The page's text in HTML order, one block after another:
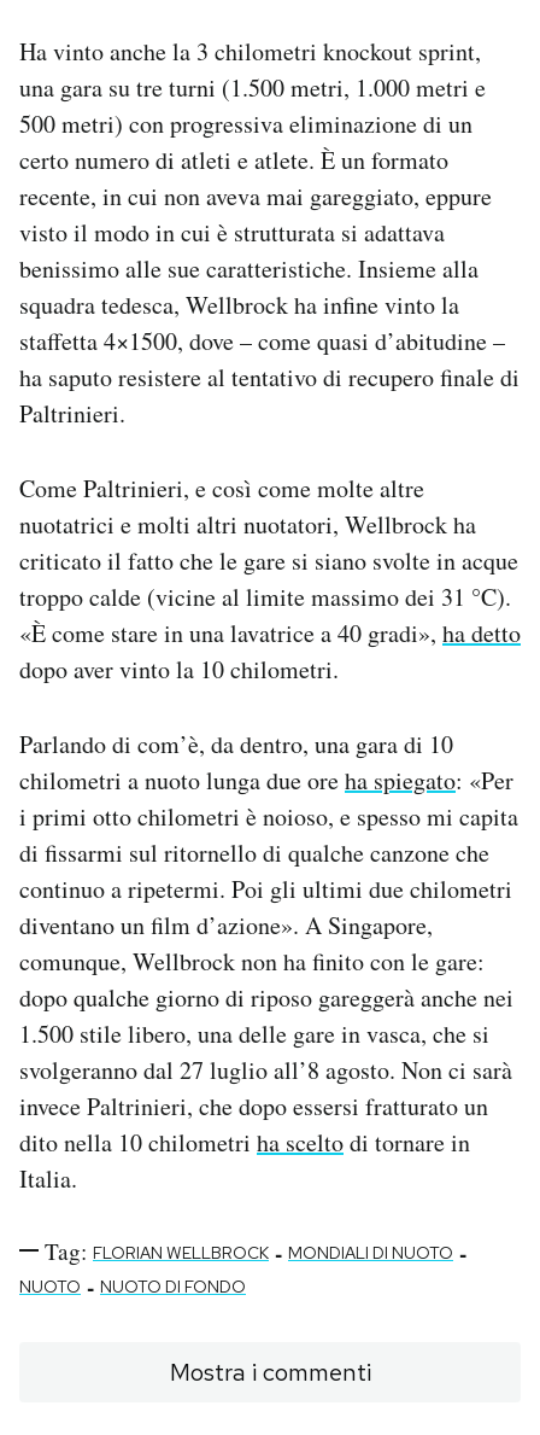
Ha vinto anche la 3 chilometri knockout sprint,
una gara su tre turni (1.500 metri, 1.000 metri e
500 metri) con progressiva eliminazione di un
certo numero di atleti e atlete. È un formato
recente, in cui non aveva mai gareggiato, eppure
visto il modo in cui è strutturata si adattava
benissimo alle sue caratteristiche. Insieme alla
squadra tedesca, Wellbrock ha infine vinto la
staffetta 4×1500, dove – come quasi d’abitudine –
ha saputo resistere al tentativo di recupero finale di
Paltrinieri.
Come Paltrinieri, e così come molte altre
nuotatrici e molti altri nuotatori, Wellbrock ha
criticato il fatto che le gare si siano svolte in acque
troppo calde (vicine al limite massimo dei 31 °C).
«È come stare in una lavatrice a 40 gradi», ha detto
dopo aver vinto la 10 chilometri.
Parlando di com’è, da dentro, una gara di 10
chilometri a nuoto lunga due oreha spiegato: «Per
i primi otto chilometri è noioso, e spesso mi capita
di fissarmi sul ritornello di qualche canzone che
continuo a ripetermi. Poi gli ultimi due chilometri
diventano un film d’azione». A Singapore,
comunque, Wellbrock non ha finito con le gare:
dopo qualche giorno di riposo gareggerà anche nei
1.500 stile libero, una delle gare in vasca, che si
svolgeranno dal 27 luglio all’8 agosto. Non ci sarà
invece Paltrinieri, che dopo essersi fratturato un
dito nella 10 chilometri ha sceltodi tornare in
Italia.
Tag: FLORIAN WELLBROCK - MONDIALI DI NUOTO -
NUOTO - NUOTO DI FONDO
Mostra i commenti